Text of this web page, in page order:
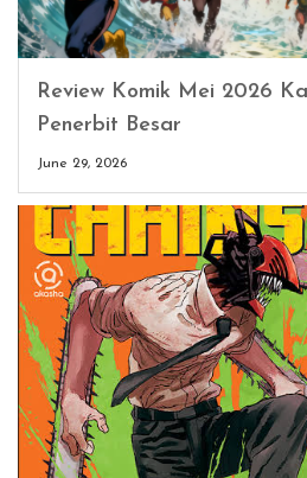
Review Komik Mei 2026
Penerbit Besar
June 29, 2026